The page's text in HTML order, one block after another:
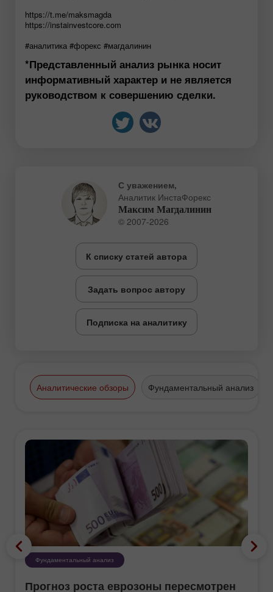
https://t.me/maksmagda
https://instainvestcore.com
#аналитика #форекс #магдалинин
*Представленный анализ рынка носит
информативный характер и не является
руководством к совершению сделки.
С уважением,
Аналитик ИнстаФорекс
Максим Магдалинин
© 2007-2026
К списку статей автора
Задать вопрос автору
Подписка на аналитику
Аналитические обзоры Фундаментальный анализ
Фундаментальный анализ
Прогноз роста еврозоны пересмотрен